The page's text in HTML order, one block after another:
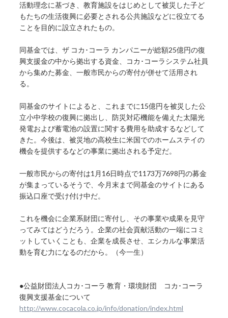
活動理念に基づき、教育施設をはじめとして被災した子ど
もたちの生活復興に必要とされる公共施設などに役立てる
ことを目的に設立されたもの。
同基金では、ザ コカ･コーラ カンパニーが総額25億円の復
興支援金の中から拠出する資金、コカ･コーラシステム社員
から集めた募金、一般市民からの寄付が併せて活用され
る。
同基金のサイトによると、これまでに15億円を被災した公
立小中学校の復興に拠出し、防災対応機能を備えた太陽光
発電および蓄電池の設置に関する費用を助成するなどして
きた。今後は、被災地の高校生に米国でのホームステイの
機会を提供するなどの事業に拠出される予定だ。
一般市民からの寄付は1月16日時点で1173万7698円の募金
が集まっているそうで、今月末まで同基金のサイトにある
振込口座で受け付け中だ。
これを機会に企業系財団に寄付し、その事業や成果を見守
ってみてはどうだろう。企業の社会貢献活動の一端にコミ
ットしていくことも、企業を成長させ、エシカルな事業活
動を育む力になるのだから。（今一生）
●公益財団法人コカ･コーラ 教育・環境財団 コカ･コーラ
復興支援基金について
http://www.cocacola.co.jp/info/donation/index.html